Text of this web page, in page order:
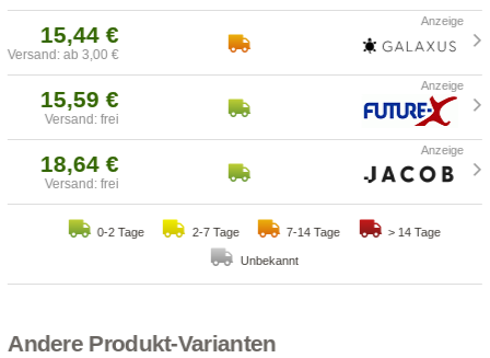
15,44 €
Versand: ab 3,00 €
15,59 €
Versand: frei
18,64 €
Versand: frei
0-2 Tage 2-7 Tage 7-14 Tage > 14 Tage
Unbekannt
Andere Produkt-Varianten